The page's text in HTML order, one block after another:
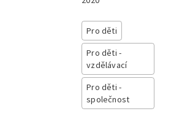
Pro děti
Pro děti -
vzdělávací
Pro děti -
společnost